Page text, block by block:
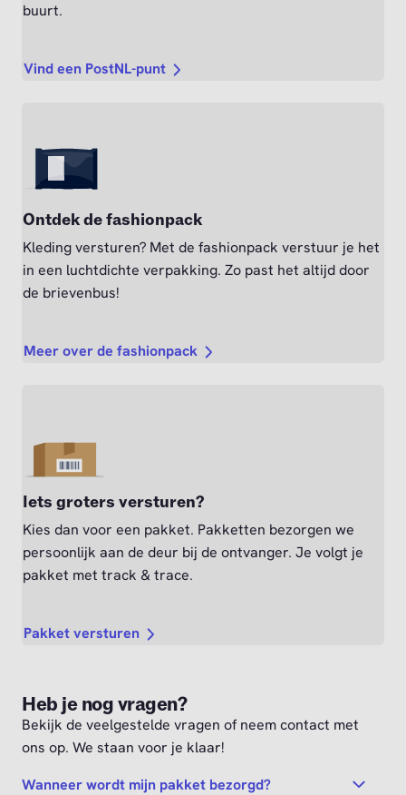
buurt.
Vind een PostNL-punt
Ontdek de fashionpack
Kleding versturen? Met de fashionpack verstuur je het
in een luchtdichte verpakking. Zo past het altijd door
de brievenbus!
Meer over de fashionpack
Iets groters versturen?
Kies dan voor een pakket. Pakketten bezorgen we
persoonlijk aan de deur bij de ontvanger. Je volgt je
pakket met track & trace.
Pakket versturen
Heb je nog vragen?
Bekijk de veelgestelde vragen of neem contact met
ons op. We staan voor je klaar!
Wanneer wordt mijn pakket bezorgd?